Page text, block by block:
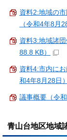
資料2:地域の
（令和4年8月
資料3:地域諸
88.8 KB）
資料4:市内に
和4年8月28日
議事概要（令
青山台地区地域